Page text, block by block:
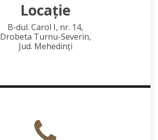
Locaţie
B-dul. Carol I, nr. 14,
Drobeta Turnu-Severin,
Jud. Mehedinţi